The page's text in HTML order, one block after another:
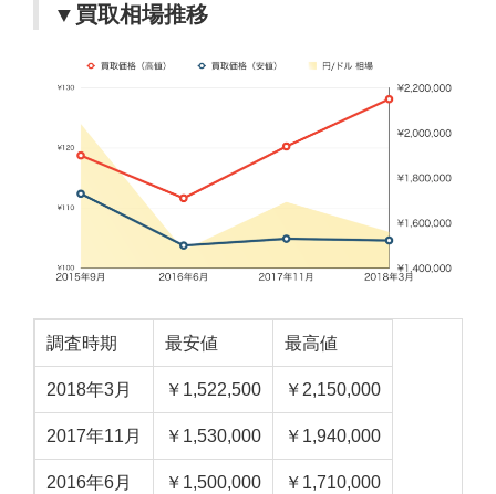
▼買取相場推移
調査時期 最安値 最高値
2018年3月 ￥1,522,500 ￥2,150,000
2017年11月 ￥1,530,000 ￥1,940,000
2016年6月 ￥1,500,000 ￥1,710,000